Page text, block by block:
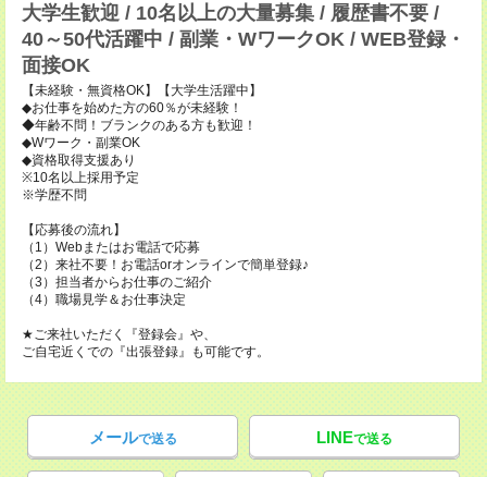
大学生歓迎 / 10名以上の大量募集 / 履歴書不要 /
40～50代活躍中 / 副業・WワークOK / WEB登録・
面接OK
【未経験・無資格OK】【大学生活躍中】
◆お仕事を始めた方の60％が未経験！
◆年齢不問！ブランクのある方も歓迎！
◆Wワーク・副業OK
◆資格取得支援あり
※10名以上採用予定
※学歴不問
【応募後の流れ】
（1）Webまたはお電話で応募
（2）来社不要！お電話orオンラインで簡単登録♪
（3）担当者からお仕事のご紹介
（4）職場見学＆お仕事決定
★ご来社いただく『登録会』や、
ご自宅近くでの『出張登録』も可能です。
メールで送る LINEで送る